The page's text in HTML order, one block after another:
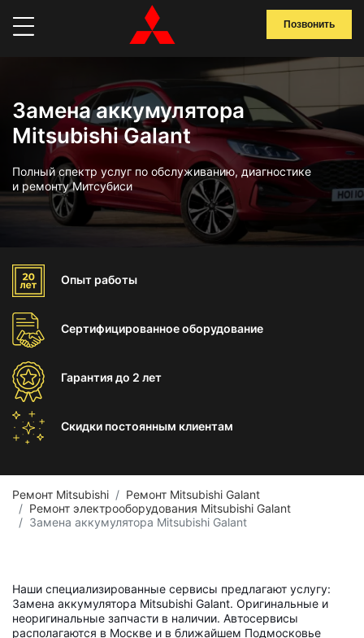
Позвонить
Замена аккумулятора
Mitsubishi Galant
Полный спектр услуг по обслуживанию, диагностике
и ремонту Митсубиси
Опыт работы
Сертифицированноеоборудование
Гарантиядо 2 лет
Скидки постоянным клиентам
Ремонт Mitsubishi
Ремонт Mitsubishi Galant
Ремонт электрооборудования Mitsubishi Galant
Замена аккумулятора Mitsubishi Galant
Наши специализированные сервисы предлагают услугу:
Замена аккумулятора Mitsubishi Galant. Оригинальные и
неоригинальные запчасти в наличии. Автосервисы
располагаются в Москве и в ближайшем Подмосковье